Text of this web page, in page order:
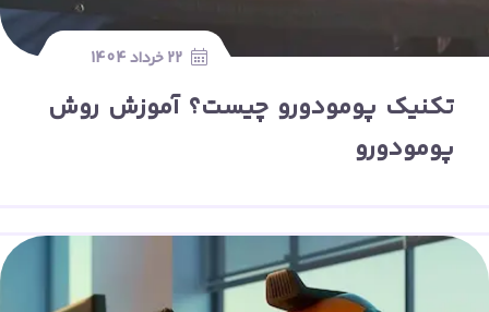
22 خرداد 1404
تکنیک پومودورو چیست؟ آموزش روش
پومودورو